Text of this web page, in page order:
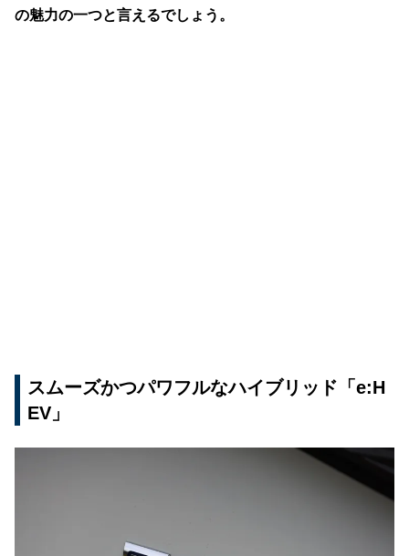
の魅力の一つと言えるでしょう。
スムーズかつパワフルなハイブリッド「e:H
EV」